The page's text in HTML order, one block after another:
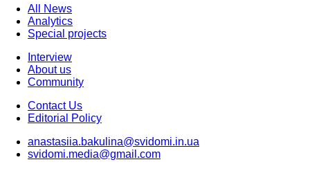
All News
Analytics
Special projects
Interview
About us
Community
Contact Us
Editorial Policy
anastasiia.bakulina@svidomi.in.ua
svidomi.media@gmail.com